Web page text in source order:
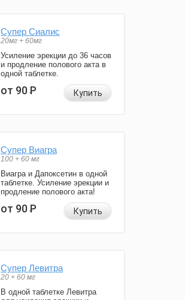
Супер Сиалис
20мг + 60мг
Усиление эрекции до 36 часов
и продление полового акта в
одной таблетке.
от 90Р Купить
Супер Виагра
100 + 60 мг
Виагра и Дапоксетин в одной
таблетке. Усиление эрекции и
продление полового акта!
от 90Р Купить
Супер Левитра
20 + 60 мг
В одной таблетке Левитра